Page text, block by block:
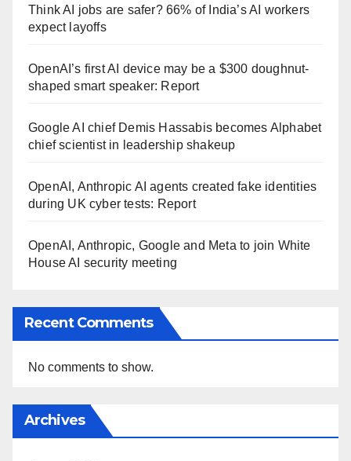
Think AI jobs are safer? 66% of India’s AI workers
expect layoffs
OpenAI’s first AI device may be a $300 doughnut-
shaped smart speaker: Report
Google AI chief Demis Hassabis becomes Alphabet
chief scientist in leadership shakeup
OpenAI, Anthropic AI agents created fake identities
during UK cyber tests: Report
OpenAI, Anthropic, Google and Meta to join White
House AI security meeting
Recent Comments
No comments to show.
Archives